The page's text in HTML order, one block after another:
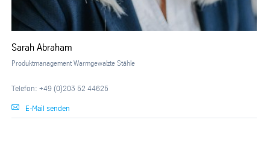
Sarah Abraham
Produktmanagement Warmgewalzte Stähle
Telefon: +49 (0)203 52 44625
E-Mail senden